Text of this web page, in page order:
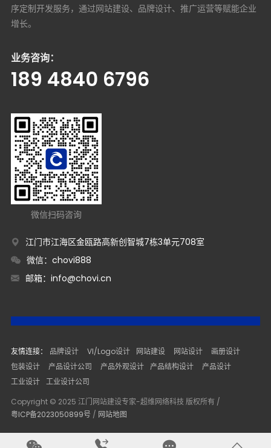
序定制开发服务，通过网站建设、品牌设计、推广运营等赋能企业
增长。
业务咨询：
189 4840 6796
微信扫码咨询
江门市江海区金瓯路高新创智城7栋3单元708室
微信：chovi888
邮箱： info@chovi.cn
友情连接： 品牌设计 VI/Logo设计 网站建设 网站设计
画册设计
包装设计
产品设计公司 产品外观设计 产品结构设计
产品设计
工业设计 工业设计公司
Copyright © 2025 江门网站建设专家-超维网络科技 版权所有 /
粤ICP备2023050899号 / 网站地图